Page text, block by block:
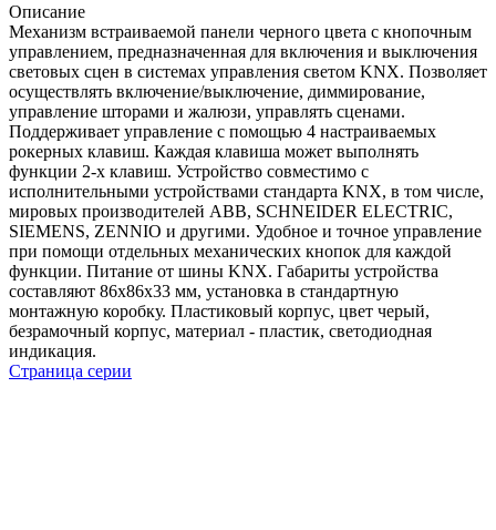
Описание
Механизм встраиваемой панели черного цвета с кнопочным
управлением, предназначенная для включения и выключения
световых сцен в системах управления светом KNX. Позволяет
осуществлять включение/выключение, диммирование,
управление шторами и жалюзи, управлять сценами.
Поддерживает управление с помощью 4 настраиваемых
рокерных клавиш. Каждая клавиша может выполнять
функции 2-х клавиш. Устройство совместимо с
исполнительными устройствами стандарта KNX, в том числе,
мировых производителей ABB, SCHNEIDER ELECTRIC,
SIEMENS, ZENNIO и другими. Удобное и точное управление
при помощи отдельных механических кнопок для каждой
функции. Питание от шины KNX. Габариты устройства
составляют 86x86x33 мм, установка в стандартную
монтажную коробку. Пластиковый корпус, цвет черый,
безрамочный корпус, материал - пластик, светодиодная
индикация.
Страница серии